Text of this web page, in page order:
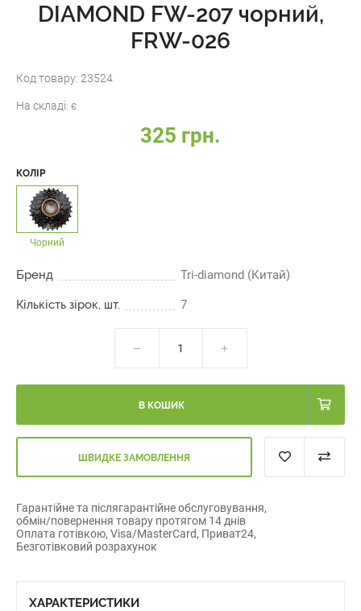
DIAMOND FW-207 чорний,
FRW-026
Код товару: 23524
На складі: є
325 грн.
КОЛІР
Чорний
Бренд Tri-diamond (Китай)
Кількість зірок, шт. 7
В КОШИК
ШВИДКЕ ЗАМОВЛЕННЯ
Гарантійне та післягарантійне обслуговування,
обмін/повернення товару протягом 14 днів
Оплата готівкою, Visa/MasterCard, Приват24,
Безготівковий розрахунок
ХАРАКТЕРИСТИКИ